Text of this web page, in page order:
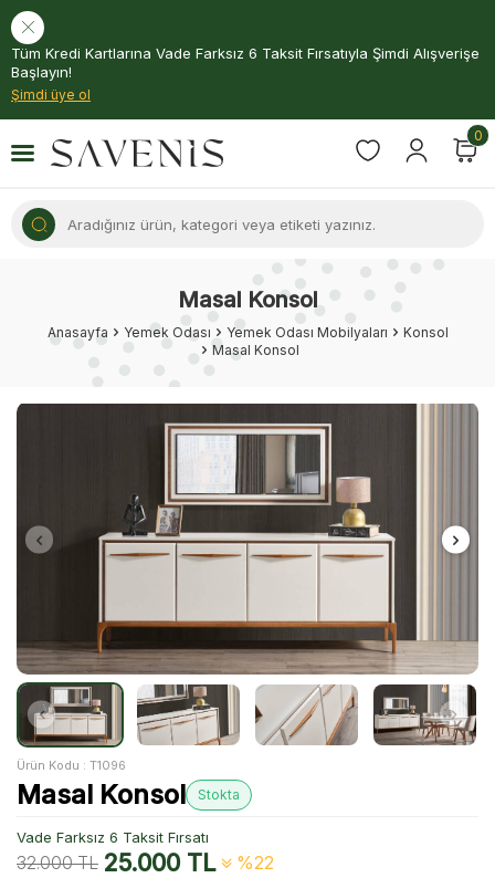
Tüm Kredi Kartlarına Vade Farksız 6 Taksit Fırsatıyla Şimdi Alışverişe
Başlayın!
Şimdi üye ol
0
Masal Konsol
Anasayfa Yemek Odası Yemek Odası Mobilyaları
Konsol
Masal Konsol
Ürün Kodu : T1096
Masal Konsol Stokta
Vade Farksız 6 Taksit Fırsatı
32.000TL 25.000TL %22